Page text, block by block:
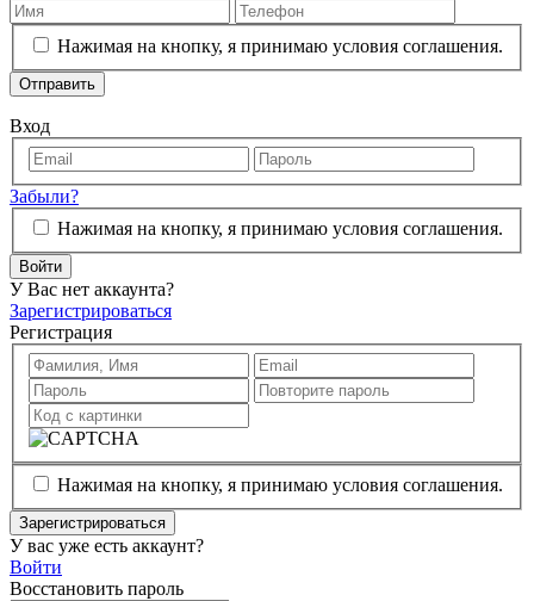
Нажимая на кнопку, я принимаю условия соглашения.
Отправить
Вход
Забыли?
Нажимая на кнопку, я принимаю условия соглашения.
Войти
У Вас нет аккаунта?
Зарегистрироваться
Регистрация
Нажимая на кнопку, я принимаю условия соглашения.
Зарегистрироваться
У вас уже есть аккаунт?
Войти
Восстановить пароль